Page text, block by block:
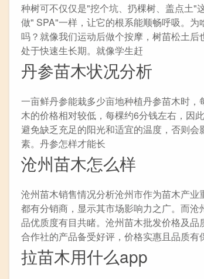
种树可不仅仅是"挖个坑、扔棵树、盖点土"
做" SPA"一样，让它的根系能顺畅呼吸。
吗？就像我们运动后做个按摩，树苗松土
处于快速生长期。就像学生赶
丹参苗木状况分析
一亩鲜丹参能栽多少亩地种植丹参苗木时
木的价格相对较低，每棵约6分钱左右，因
避免缺乏充足的阳光和适宜的温度，否则
素。丹参怎样才能长
沧州苗木怎么样
沧州苗木销售情况分析沧州市作为苗木产
都有分销商，显示其市场影响力之广。而
品优质度有目共睹。沧州苗木批发价格及
合作社的产品备受好评，价格实惠且品质有
拉苗木用什么app